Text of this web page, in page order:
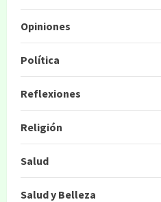
Opiniones
Política
Reflexiones
Religión
Salud
Salud y Belleza